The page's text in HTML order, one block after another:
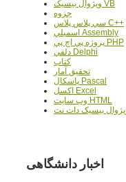
ويژوال بيسيک VB
جزوه
سي پلاس پلاس C++
اسمبلي Assembly
پروژه پي اچ پي PHP
دلفي Delphi
کتاب
تحقيق آمار
پاسکال Pascal
اکسل Excel
وب سايت HTML
اخبار دانشگاهی